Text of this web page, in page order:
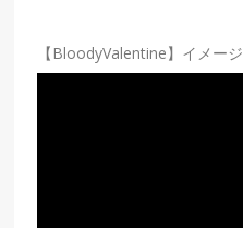
【BloodyValentine】イメージ